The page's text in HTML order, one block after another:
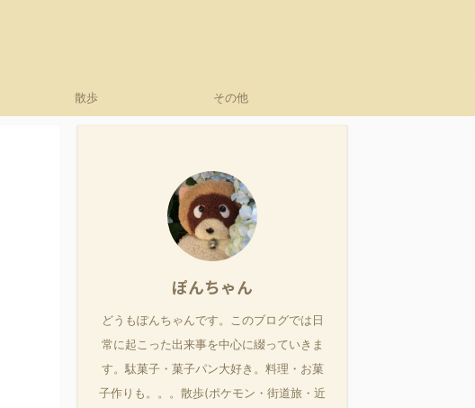
散歩 その他
ぽんちゃん
どうもぽんちゃんです。このブログでは日
常に起こった出来事を中心に綴っていきま
す。駄菓子・菓子パン大好き。料理・お菓
子作りも。。。散歩(ポケモン・街道旅・近